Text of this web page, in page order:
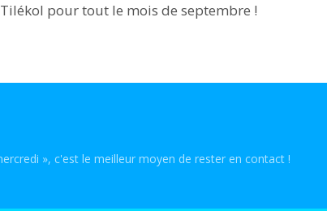
pour tout le mois de septembre !
», c'est le meilleur moyen de rester en contact !